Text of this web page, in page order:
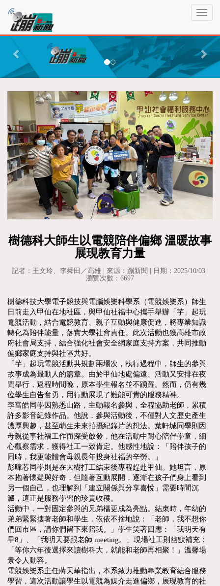
T
g
l
e
i
g
a
t
i
o
n
蹦
新
聞P
r
v
i
o
u
s
N
e
x
t
樹德科大師生以電競陪伴偏鄉 溫暖故事
展現教育力量
記者：王文玲、李舜田／高雄 | 來源：蹦新聞 | 日期：2025/10/03 |
瀏覽次數：6697
樹德科技大學電子競技與電腦娛樂科學系（電競娛樂系）師生
日前走入甲仙在地社區，與甲仙社福中心攜手舉辦「芋」起玩
電競活動，結合電競教育、親子互動與健康促進，將專業知識
轉化為陪伴能量，落實大學社會責任。此次活動也獲高雄市政
府社會局支持，結合強化社會安全網家庭支持方案，共同推動
偏鄉家庭支持與社區共好。
「芋」起玩電競活動共規劃兩場次，執行過程中，師生的參與
故事成為最動人的篇章。由於甲仙地處偏遠、活動又安排在夜
間舉行，返程時間晚，原本學生報名並不踴躍。然而，仍有幾
位學生自告奮勇，用行動展現了難能可貴的服務精神。
李富皓同學因熟悉山路，主動報名參與，全程協助老師，累積
許多影音紀錄作品。他說，參與活動後，不僅對人文歷史產生
濃厚興趣，甚至萌生未來拍攝紀錄片的想法。葉軒城同學則因
母親從事社福工作而深受啟發，他在活動中耐心陪伴學童，細
心觀察需求，獲得社工一致肯定。他感性地說：「陪伴孩子的
同時，我更能體會母親長年投身社福的辛勞。」
彭暐芯同學則是在大樹打工結束後專程趕赴甲仙。她坦言，原
本抱著懷疑與好奇，但隨著互動展開，逐漸在孩子們身上看到
另一個自己，也理解到「建立關係與分享喜悅」需要時間沉
澱，這正是服務學習的珍貴收穫。
活動中，一對固定參與的兄弟檔更成為亮點。結束時，年幼的
弟弟緊緊摟著老師和學生，依依不捨地說：「老師，我不想你
們回市區，請你們留下來陪我。」學生笑著回應：「我明天有
早8」、「我明天要跟老師 meeting。」現場社工則幽默補充：
「等你六年後選擇來讀樹科大，就能和老師再相聚！」溫馨場
景令人動容。
電競娛樂系主任蔣天華指出，本系致力推動專業教育結合服務
學習，這次活動讓學生以電競為媒介走進偏鄉，展現教育的社